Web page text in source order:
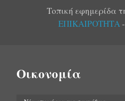
Τοπική εφημερίδα
ΕΠΙΚΑΙΡΟΤΗΤΑ-
Οικονομία